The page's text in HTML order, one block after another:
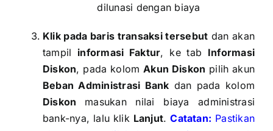
dilunasi dengan biaya
Klikpada baris transaksitersebut dan akan
tampil informasi Faktur, ke tab Informasi
Diskon, pada kolomAkun Diskon pilih akun
Beban Administrasi Bank dan pada kolom
Diskon masukan nilai biaya administrasi
bank-nya, lalu klik Lanjut.Catatan: Pastikan